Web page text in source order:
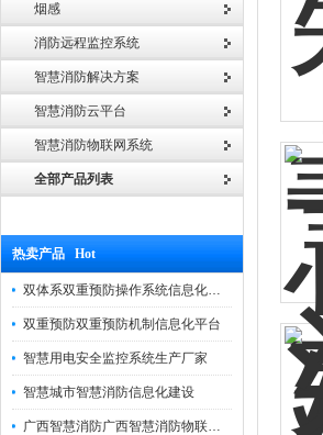
烟感
消防远程监控系统
智慧消防解决方案
智慧消防云平台
智慧消防物联网系统
全部产品列表
热卖产品 Hot
双体系双重预防操作系统信息化管理平台
双重预防双重预防机制信息化平台
智慧用电安全监控系统生产厂家
智慧城市智慧消防信息化建设
广西智慧消防广西智慧消防物联网远程监控系统